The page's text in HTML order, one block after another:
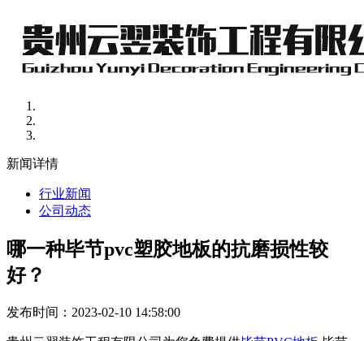
新闻详情
行业新闻
公司动态
哪一种毕节pvc塑胶地板的抗磨损性较
好？
发布时间：2023-02-10 14:58:00